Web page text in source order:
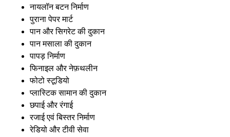
नायलॉन बटन निर्माण
पुराना पेपर मार्ट
पान और सिगरेट की दुकान
पान मसाला की दुकान
पापड़ निर्माण
फिनाइल और नेफ़थलीन
फोटो स्टूडियो
प्लास्टिक सामान की दुकान
छपाई और रंगाई
रजाई एवं बिस्तर निर्माण
रेडियो और टीवी सेवा